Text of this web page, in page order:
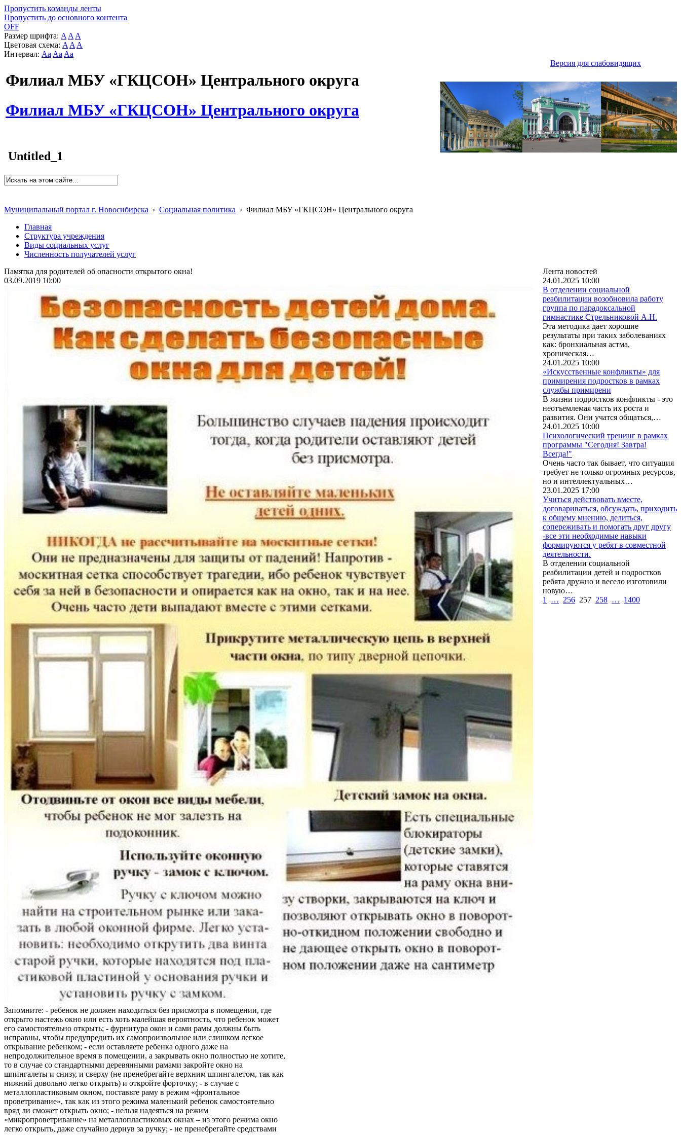
Пропустить команды ленты
Пропустить до основного контента
OFF
Размер шрифта: A A A
Цветовая схема: A A A
Интервал: Aa Aa Aa
Версия для слабовидящих
Филиал МБУ «ГКЦСОН» Центрального округа
Филиал МБУ «ГКЦСОН» Центрального округа
Untitled_1
Муниципальный портал г. Новосибирска › Социальная политика › Филиал МБУ «ГКЦСОН» Центрального округа
Главная
Структура учреждения
Виды социальных услуг
Численность получателей услуг
Памятка для родителей об опасности открытого окна!
03.09.2019 10:00
Запомните: - ребенок не должен находиться без присмотра в помещении, где
открыто настежь окно или есть хоть малейшая вероятность, что ребенок может
его самостоятельно открыть; - фурнитура окон и сами рамы должны быть
исправны, чтобы предупредить их самопроизвольное или слишком легкое
открывание ребенком; - если оставляете ребенка одного даже на
непродолжительное время в помещении, а закрывать окно полностью не хотите,
то в случае со стандартными деревянными рамами закройте окно на
шпингалеты и снизу, и сверху (не пренебрегайте верхним шпингалетом, так как
нижний довольно легко открыть) и откройте форточку; - в случае с
металлопластиковым окном, поставьте раму в режим «фронтальное
проветривание», так как из этого режима маленький ребенок самостоятельно
вряд ли сможет открыть окно; - нельзя надеяться на режим
«микропроветривание» на металлопластиковых окнах – из этого режима окно
легко открыть, даже случайно дернув за ручку; - не пренебрегайте средствами
Лента новостей
24.01.2025 10:00
В отделении социальной
реабилитации возобновила работу
группа по парадоксальной
гимнастике Стрельниковой А.Н.
Эта методика дает хорошие
результаты при таких заболеваниях
как: бронхиальная астма,
хроническая…
24.01.2025 10:00
«Искусственные конфликты» для
примирения подростков в рамках
службы примирени
В жизни подростков конфликты - это
неотъемлемая часть их роста и
развития. Они учатся общаться,…
24.01.2025 10:00
Психологический тренинг в рамках
программы "Сегодня! Завтра!
Всегда!"
Очень часто так бывает, что ситуация
требует не только огромных ресурсов,
но и интеллектуальных…
23.01.2025 17:00
Учиться действовать вместе,
договариваться, обсуждать, приходить
к общему мнению, делиться,
сопереживать и помогать друг другу
-все эти необходимые навыки
формируются у ребят в совместной
деятельности.
В отделении социальной
реабилитации детей и подростков
ребята дружно и весело изготовили
новую…
1
… 256 257 258 … 1400